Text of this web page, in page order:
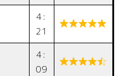
4:
21

4:
09
